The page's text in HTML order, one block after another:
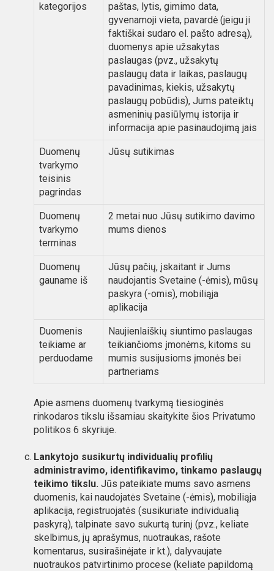
kategorijos
paštas, lytis, gimimo data,
gyvenamoji vieta, pavardė (jeigu ji
faktiškai sudaro el. pašto adresą),
duomenys apie užsakytas
paslaugas (pvz., užsakytų
paslaugų data ir laikas, paslaugų
pavadinimas, kiekis, užsakytų
paslaugų pobūdis), Jums pateiktų
asmeninių pasiūlymų istorija ir
informacija apie pasinaudojimą jais
Duomenų
tvarkymo
teisinis
pagrindas
Jūsų sutikimas
Duomenų
tvarkymo
terminas
2 metai nuo Jūsų sutikimo davimo
mums dienos
Duomenų
gauname iš
Jūsų pačių, įskaitant ir Jums
naudojantis Svetaine (-ėmis), mūsų
paskyra (-omis), mobiliąja
aplikacija
Duomenis
teikiame ar
perduodame
Naujienlaiškių siuntimo paslaugas
teikiančioms įmonėms, kitoms su
mumis susijusioms įmonės bei
partneriams
Apie asmens duomenų tvarkymą tiesioginės
rinkodaros tikslu išsamiau skaitykite šios Privatumo
politikos 6 skyriuje.
Lankytojo susikurtų individualių profilių
administravimo, identifikavimo, tinkamo paslaugų
teikimo tikslu. Jūs pateikiate mums savo asmens
duomenis, kai naudojatės Svetaine (-ėmis), mobiliąja
aplikacija, registruojatės (susikuriate individualią
paskyrą), talpinate savo sukurtą turinį (pvz., keliate
skelbimus, jų aprašymus, nuotraukas, rašote
komentarus, susirašinėjate ir kt.), dalyvaujate
nuotraukos patvirtinimo procese (keliate papildomą